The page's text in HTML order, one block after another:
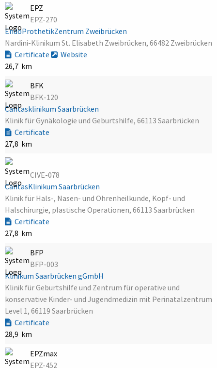
EPZ
EPZ-270
EndoProthetikZentrum Zweibrücken
Nardini-Klinikum St. Elisabeth Zweibrücken, 66482 Zweibrücken
Certificate
Website
26,7 km
BFK
BFK-120
Caritasklinikum Saarbrücken
Klinik für Gynäkologie und Geburtshilfe, 66113 Saarbrücken
Certificate
27,8 km
CIVE-078
CaritasKlinikum Saarbrücken
Klinik für Hals-, Nasen- und Ohrenheilkunde, Kopf- und
Halschirurgie, plastische Operationen, 66113 Saarbrücken
Certificate
27,8 km
BFP
BFP-003
Klinikum Saarbrücken gGmbH
Klinik für Geburtshilfe und Zentrum für operative und
konservative Kinder- und Jugendmedizin mit Perinatalzentrum
Level 1, 66119 Saarbrücken
Certificate
28,9 km
EPZmax
EPZ-452